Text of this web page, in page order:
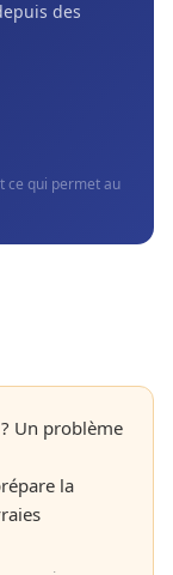
des
ce qui permet au
Un problème
la